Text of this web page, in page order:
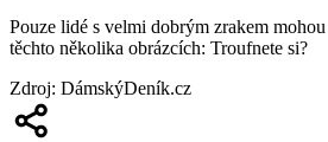
Pouze lidé s velmi dobrým zrakem
těchto několika obrázcích: Troufnete si?
Zdroj: DámskýDeník.cz